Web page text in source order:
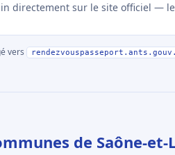
directement sur le site officiel —
vers
de Saône-et-